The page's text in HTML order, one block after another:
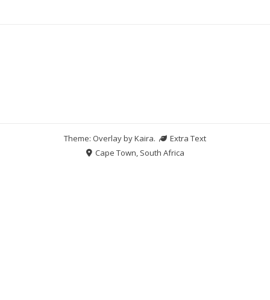
Theme: Overlay byKaira.
Extra Text
Cape Town, South Africa